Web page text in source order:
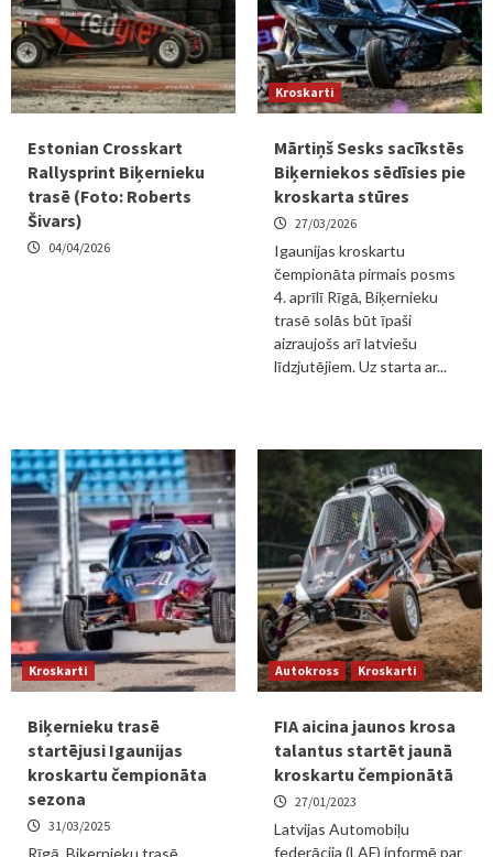
Estonian Crosskart
Rallysprint Biķernieku
trasē (Foto: Roberts
Šivars)
04/04/2026
Kroskarti
Mārtiņš Sesks sacīkstēs
Biķerniekos sēdīsies pie
kroskarta stūres
27/03/2026
Igaunijas kroskartu
čempionāta pirmais posms
4. aprīlī Rīgā, Biķernieku
trasē solās būt īpaši
aizraujošs arī latviešu
līdzjutējiem. Uz starta ar...
Kroskarti
Biķernieku trasē
startējusi Igaunijas
kroskartu čempionāta
sezona
31/03/2025
Rīgā, Biķernieku trasē
Autokross Kroskarti
FIA aicina jaunos krosa
talantus startēt jaunā
kroskartu čempionātā
27/01/2023
Latvijas Automobiļu
federācija (LAF) informē par